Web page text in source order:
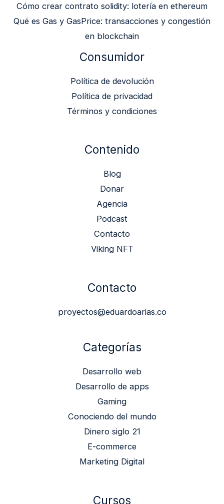
Cómo crear contrato solidity: lotería en ethereum
Qué es Gas y GasPrice: transacciones y congestión
en blockchain
Consumidor
Política de devolución
Política de privacidad
Términos y condiciones
Contenido
Blog
Donar
Agencia
Podcast
Contacto
Viking NFT
Contacto
proyectos@eduardoarias.co
Categorías
Desarrollo web
Desarrollo de apps
Gaming
Conociendo del mundo
Dinero siglo 21
E-commerce
Marketing Digital
Cursos